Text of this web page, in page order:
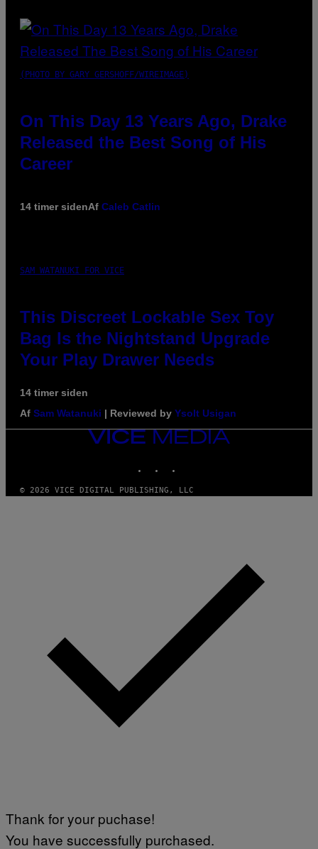
(PHOTO BY GARY GERSHOFF/WIREIMAGE)
On This Day 13 Years Ago, Drake
Released the Best Song of His
Career
14 timer sidenAf Caleb Catlin
SAM WATANUKI FOR VICE
This Discreet Lockable Sex Toy
Bag Is the Nightstand Upgrade
Your Play Drawer Needs
14 timer siden
Af Sam Watanuki | Reviewed by Ysolt Usigan
VICE
© 2026 VICE DIGITAL PUBLISHING, LLC
Thank for your puchase!
You have successfully purchased.